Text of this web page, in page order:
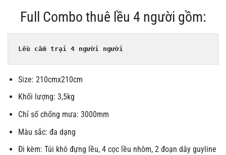
Full Combo thuê lều 4 người gồm:
Lều cắm trại 4 người người
Size: 210cmx210cm
Khối lượng: 3,5kg
Chỉ số chống mưa: 3000mm
Màu sắc: đa dạng
Đi kèm: Túi khô đựng lều, 4 cọc lều nhôm, 2 đoạn dây guyline